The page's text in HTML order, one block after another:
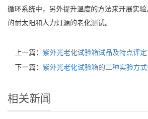
循环系统中，另外提升溫度的方法来开展实
的耐太阳和人力灯源的老化测试。
上一篇： 紫外光老化试验箱试品及特点评定
下一篇： 紫外光老化试验箱的二种实验方
相关新闻